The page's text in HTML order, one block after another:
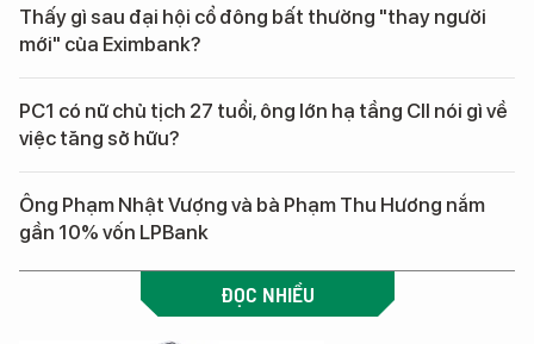
Thấy gì sau đại hội cổ đông bất thường "thay người
mới" của Eximbank?
PC1 có nữ chủ tịch 27 tuổi, ông lớn hạ tầng CII nói gì về
việc tăng sở hữu?
Ông Phạm Nhật Vượng và bà Phạm Thu Hương nắm
gần 10% vốn LPBank
ĐỌC NHIỀU